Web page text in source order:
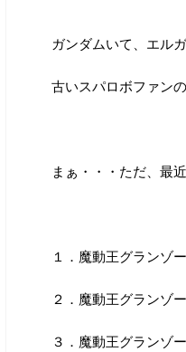
ガンダムいて、エル
古いスパロボファン
まぁ・・・ただ、最
１．魔動王グランゾ
２．魔動王グランゾ
３．魔動王グランゾ